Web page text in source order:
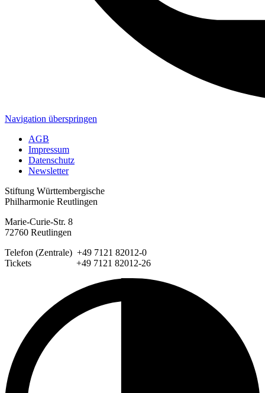
Navigation überspringen
AGB
Impressum
Datenschutz
Newsletter
Stiftung Württembergische
Philharmonie Reutlingen
Marie-Curie-Str. 8
72760 Reutlingen
Telefon (Zentrale) +49 7121 82012-0
Tickets +49 7121 82012-26